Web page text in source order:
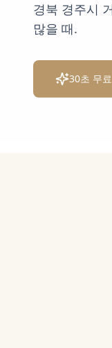
경북 경주시
많을 때.
30초 무